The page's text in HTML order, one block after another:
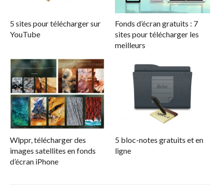
5 sites pour télécharger sur
YouTube
Fonds d’écran gratuits : 7
sites pour télécharger les
meilleurs
Wlppr, télécharger des
images satellites en fonds
d’écran iPhone
5 bloc-notes gratuits et en
ligne